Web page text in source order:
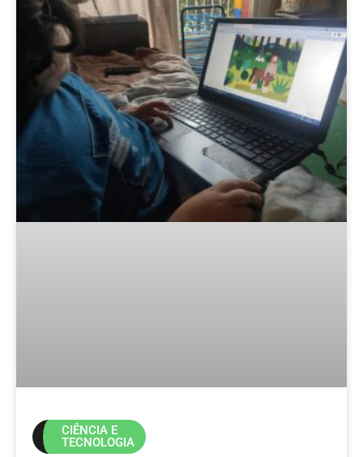
CIÊNCIA E
TECNOLOGIA